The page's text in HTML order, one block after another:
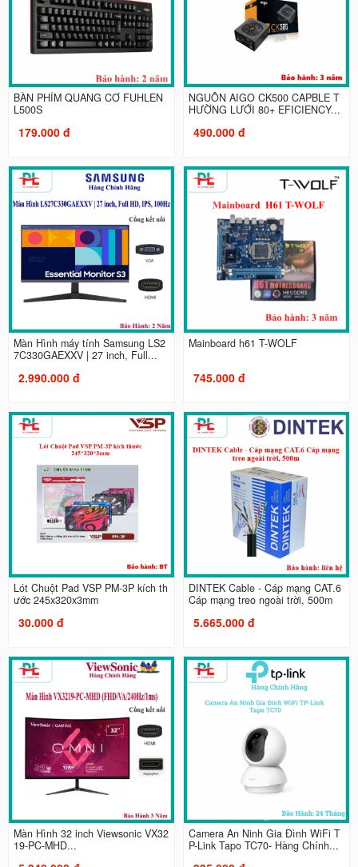
BÀN PHÍM QUANG CƠ FUHLEN
L500S
179.000 đ
NGUỒN AIGO CK500 CAPBLE T
HƯỜNG LƯỚI 80+ EFICIENCY...
490.000 đ
Màn Hình máy tính Samsung LS2
7C330GAEXXV | 27 inch, Full...
2.990.000 đ
Mainboard h61 T-WOLF
745.000 đ
Lót Chuột Pad VSP PM-3P kích th
ước 245x320x3mm
30.000 đ
DINTEK Cable - Cáp mạng CAT.6
Cáp mạng treo ngoài trời, 500m
5.665.000 đ
Màn Hình 32 inch Viewsonic VX32
19-PC-MHD...
Camera An Ninh Gia Đình WiFi T
P-Link Tapo TC70- Hàng Chính...